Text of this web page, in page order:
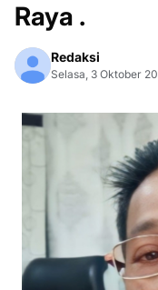
Raya .
Redaksi
Selasa, 3 Oktober